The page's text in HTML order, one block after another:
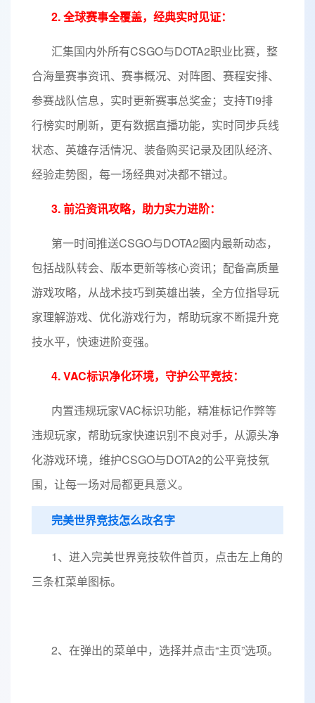
2. 全球赛事全覆盖，经典实时见证：
汇集国内外所有CSGO与DOTA2职业比赛，整
合海量赛事资讯、赛事概况、对阵图、赛程安排、
参赛战队信息，实时更新赛事总奖金；支持Ti9排
行榜实时刷新，更有数据直播功能，实时同步兵线
状态、英雄存活情况、装备购买记录及团队经济、
经验走势图，每一场经典对决都不错过。
3. 前沿资讯攻略，助力实力进阶：
第一时间推送CSGO与DOTA2圈内最新动态，
包括战队转会、版本更新等核心资讯；配备高质量
游戏攻略，从战术技巧到英雄出装，全方位指导玩
家理解游戏、优化游戏行为，帮助玩家不断提升竞
技水平，快速进阶变强。
4. VAC标识净化环境，守护公平竞技：
内置违规玩家VAC标识功能，精准标记作弊等
违规玩家，帮助玩家快速识别不良对手，从源头净
化游戏环境，维护CSGO与DOTA2的公平竞技氛
围，让每一场对局都更具意义。
完美世界竞技怎么改名字
1、进入完美世界竞技软件首页，点击左上角的
三条杠菜单图标。
2、在弹出的菜单中，选择并点击“主页”选项。